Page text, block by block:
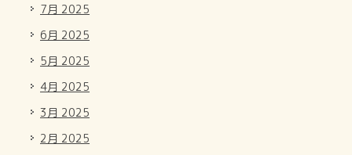
7月 2025
6月 2025
5月 2025
4月 2025
3月 2025
2月 2025